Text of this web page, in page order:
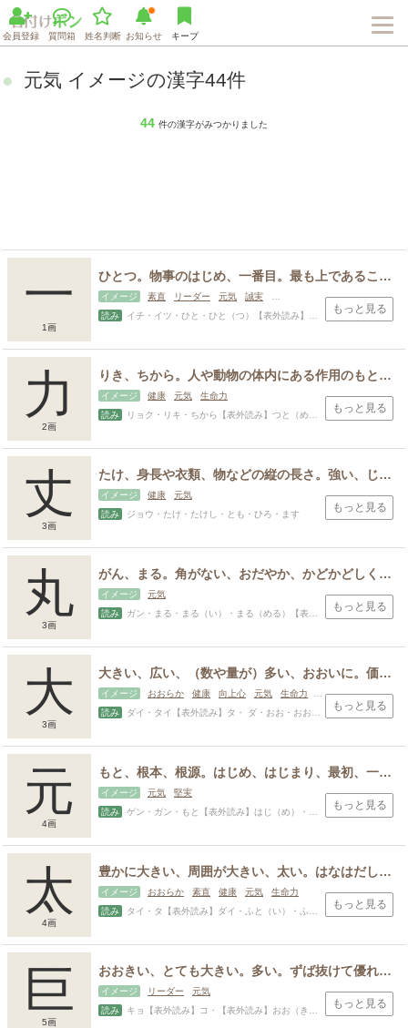
会員登録 質問箱 姓名判断 お知らせ キープ
元気 イメージの漢字44件
44 件の漢字がみつかりました
一
1画
ひとつ。物事のはじめ、一番目。最も上であること。始める、始まる。まとまった物事。
イメージ 素直 リーダー 元気 誠実
正月
読み
イチ・イツ・ひと・ひと（つ）【表外読み】はじ（め）・い・おさむ・くに・すすむ・ただ・ち・のぶ・はじむ・はじめ・ひ・ひじ・ひで・ひとし・まこと・まさし・もと・か・かず・かた・かつ
もっと見る
力
2画
りき、ちから。人や動物の体内にある作用のもとになるもの、本来そなわっていて発揮が期待できるもの、ほかに影響をあたえるもの。
イメージ 健康 元気
生命力
読み
リョク・リキ・ちから【表外読み】つと（める）・いさお・いさむ・お・ちか・つとむ・よし・り・か
もっと見る
丈
3画
たけ、身長や衣類、物などの縦の長さ。強い、じょうぶ、しっかりしている。土地の面積や形状をはかる。じょう、尺貫法の長さの単位。老人、長老の敬称。
イメージ 健康
元気
読み
ジョウ・たけ・たけし・とも・ひろ・ます
もっと見る
丸
3画
がん、まる。角がない、おだやか、かどかどしくない、魚などを団子状にしたもの、丸薬の略。
イメージ
元気
読み
ガン・まる・まる（い）・まる（める）【表外読み】たま・たま・まろ
もっと見る
大
3画
大きい、広い、（数や量が）多い、おおいに。価値がある、重要である。優れた、立派な。非常に、はなはだ、たくさん。（力や勢力が）強い、久しい。等級、位が高いこと。
イメージ おおらか 健康 向上心 元気 生命力
平和
読み
ダイ・タイ【表外読み】タ・ ダ・おお・おお（きい）・おお（いに）・お・おおき・た・たかし・たけし・とも・なが・はじめ・はる・ひろ・ひろし・ふと・まさ・まさる・もと・ゆき・ゆたか
もっと見る
スポンサードリンク
元
4画
もと、根本、根源。はじめ、はじまり、最初、一番。元号の最初の年。首長、君主、第一の人。かしら、こうべ、頭、首。大きい。正しい。美しい。
イメージ 元気
堅実
読み
ゲン・ガン・もと【表外読み】はじ（め）・あさ・ちか・つかさ・なが・はじむ・はじめ・はる・まさ・もと・ゆき・よし
もっと見る
太
4画
豊かに大きい、周囲が大きい、太い。はなはだしい。非常に。尊い人物、身分が高い人物の呼び名に添える語（太閤、皇太后）
イメージ おおらか 素直 健康 元気
生命力
読み
タイ・タ【表外読み】ダイ・ふと（い）・ふと（る）【表外読み】はなは（だ）・うず・おお・しろ・たか・と・ひろ・ひろし・ふと・ふとし・ます・み・もと
もっと見る
巨
5画
おおきい、とても大きい。多い。ずば抜けて優れた、偉大な。
イメージ リーダー
元気
読み
キョ【表外読み】コ・【表外読み】おお（きい）・ おお（い）・お・おお・なお・まさ・み
もっと見る